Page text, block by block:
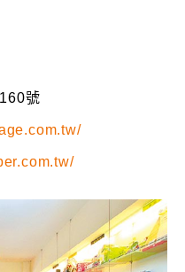
號